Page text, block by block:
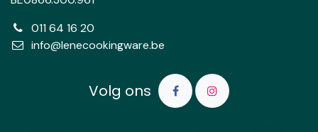
011 64 16 20
info@lenecookingware.be
Volg ons